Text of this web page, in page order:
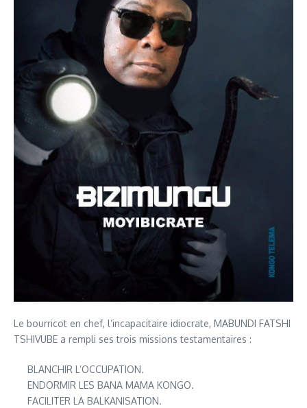
Le bourricot en chef, l’incapacitaire idiocrate, MABUNDI FATSHI
TSHIVUBE a rempli ses trois missions testamentaires :
BLANCHIR L’OCCUPATION.
ENDORMIR LES BANA MAMA KONGO.
FACILITER LA BALKANISATION.